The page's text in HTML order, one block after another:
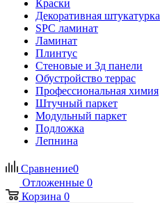
Краски
Декоративная штукатурка
SPC ламинат
Ламинат
Плинтус
Стеновые и 3д панели
Обустройство террас
Профессиональная химия
Штучный паркет
Модульный паркет
Подложка
Лепнина
Сравнение0
Отложенные 0
Корзина 0